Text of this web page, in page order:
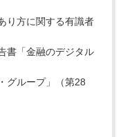
り方に関する有識者
書「金融のデジタル
グループ」（第28